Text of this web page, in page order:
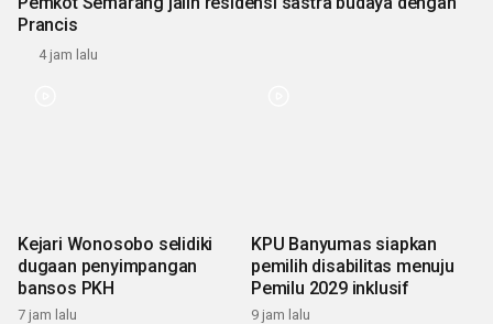
Prancis
4 jam lalu
Kejari Wonosobo selidiki
dugaan penyimpangan
bansos PKH
7 jam lalu
KPU Banyumas siapkan
pemilih disabilitas menuju
Pemilu 2029 inklusif
9 jam lalu